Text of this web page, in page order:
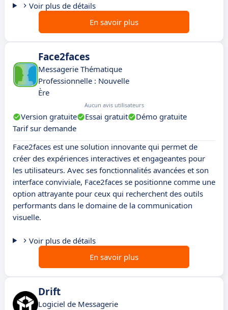
Voir plus de détails
En savoir plus
Face2faces
Messagerie Thématique
Professionnelle : Nouvelle
Ère
Aucun avis utilisateurs
Version gratuite Essai gratuit
Démo gratuite
Tarif sur demande
Face2faces est une solution innovante qui permet de
créer des expériences interactives et engageantes pour
les utilisateurs. Avec ses fonctionnalités avancées et son
interface conviviale, Face2faces se positionne comme une
option attrayante pour ceux qui recherchent des outils
performants dans le domaine de la communication
visuelle.
Voir plus de détails
En savoir plus
Drift
Logiciel de Messagerie